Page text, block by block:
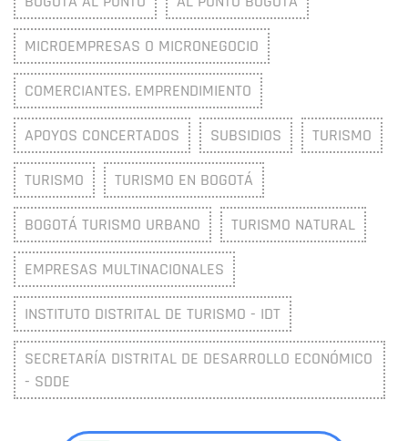
MICROEMPRESAS O MICRONEGOCIO
COMERCIANTES. EMPRENDIMIENTO
APOYOS CONCERTADOS SUBSIDIOS TURISMO
TURISMO TURISMO EN BOGOTÁ
BOGOTÁ TURISMO URBANO TURISMO NATURAL
EMPRESAS MULTINACIONALES
INSTITUTO DISTRITAL DE TURISMO - IDT
SECRETARÍA DISTRITAL DE DESARROLLO ECONÓMICO
- SDDE